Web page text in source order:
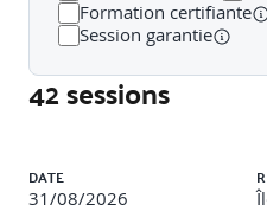
Tester un site avec un
clavier
Atelier d’analyse critique
Réflexion collective sur
Formation certifiante
Session garantie
42 sessions
DATE
31/08/2026